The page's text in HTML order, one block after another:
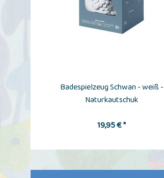
Badespielzeug Schwan - weiß -
Naturkautschuk
19,95 € *